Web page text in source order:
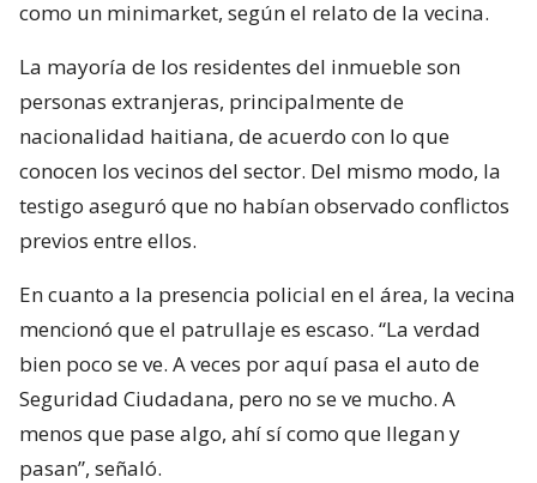
como un minimarket, según el relato de la vecina.
La mayoría de los residentes del inmueble son
personas extranjeras, principalmente de
nacionalidad haitiana, de acuerdo con lo que
conocen los vecinos del sector. Del mismo modo, la
testigo aseguró que no habían observado conflictos
previos entre ellos.
En cuanto a la presencia policial en el área, la vecina
mencionó que el patrullaje es escaso. “La verdad
bien poco se ve. A veces por aquí pasa el auto de
Seguridad Ciudadana, pero no se ve mucho. A
menos que pase algo, ahí sí como que llegan y
pasan”, señaló.